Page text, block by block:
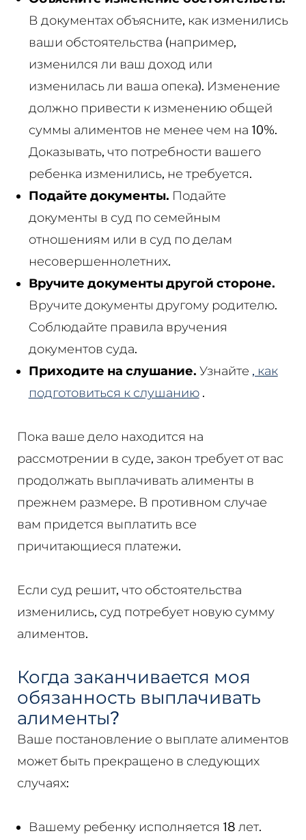
В документах объясните, как изменились
ваши обстоятельства (например,
изменился ли ваш доход или
изменилась ли ваша опека). Изменение
должно привести к изменению общей
суммы алиментов не менее чем на 10%.
Доказывать, что потребности вашего
ребенка изменились, не требуется.
Подайте документы. Подайте
документы в суд по семейным
отношениям или в суд по делам
несовершеннолетних.
Вручите документы другой стороне.
Вручите документы другому родителю.
Соблюдайте правила вручения
документов суда.
Приходите на слушание. Узнайте , как
подготовиться к слушанию.
Пока ваше дело находится на
рассмотрении в суде, закон требует от вас
продолжать выплачивать алименты в
прежнем размере. В противном случае
вам придется выплатить все
причитающиеся платежи.
Если суд решит, что обстоятельства
изменились, суд потребует новую сумму
алиментов.
Когда заканчивается моя
обязанность выплачивать
алименты?
Ваше постановление о выплате алиментов
может быть прекращено в следующих
случаях:
Вашему ребенку исполняется 18 лет.